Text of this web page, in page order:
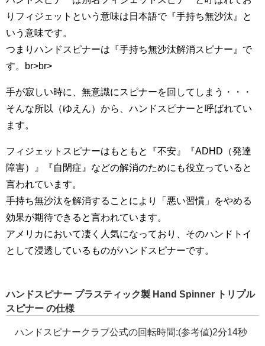
りフィジェットという意味は日本語で『手持ち無沙汰』と
いう意味です。
つまりハンドスピナーは『手持ち無沙汰解消スピナー』で
す。br>br>
手が寂しい時に、無意識にスピナーを回してしまう・・・
そんな所以（ゆえん）から、ハンドスピナーと呼ばれてい
ます。
フィジェットスピナーはもともと『不安』『ADHD（発達
障害）』『自閉症』などの解消のためにも役立っていると
言われています。
手持ち無沙汰を解消することにより「悪い習慣」をやめる
効果が期待できると言われています。
アメリカにおいて凄く人気になっており、そのハンドトイ
として浸透しているものがハンドスピナーです。
ハンドスピナー プラスティック製 Hand Spinner トリプル
スピナー の仕様
ハンドスピナークラブ公式の回転時間:(参考値)2分14秒